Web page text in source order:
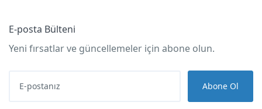
E-posta Bülteni
Yeni fırsatlar ve güncellemeler için abone olun.
Abone Ol